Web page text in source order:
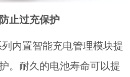
止过充保护
内置智能充电管理模块提
。耐久的电池寿命可以提